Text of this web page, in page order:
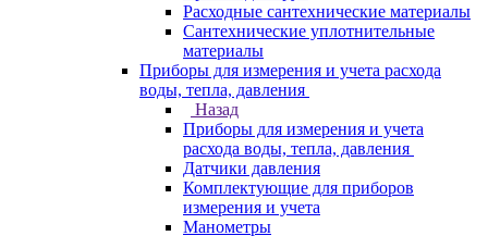
Расходные сантехнические материалы
Сантехнические уплотнительные
материалы
Приборы для измерения и учета расхода
воды, тепла, давления
Назад
Приборы для измерения и учета
расхода воды, тепла, давления
Датчики давления
Комплектующие для приборов
измерения и учета
Манометры